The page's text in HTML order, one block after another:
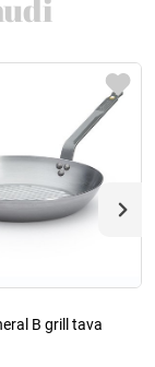
B grill tava